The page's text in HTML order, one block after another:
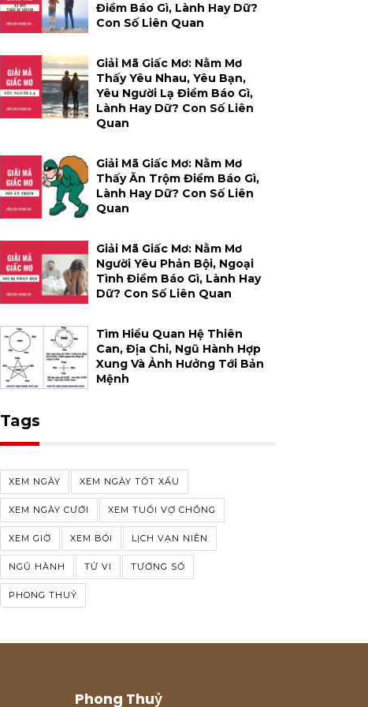
Điềm Báo Gì, Lành Hay Dữ?
Con Số Liên Quan
Giải Mã Giấc Mơ: Nằm Mơ
Thấy Yêu Nhau, Yêu Bạn,
Yêu Người Lạ Điềm Báo Gì,
Lành Hay Dữ? Con Số Liên
Quan
Giải Mã Giấc Mơ: Nằm Mơ
Thấy Ăn Trộm Điềm Báo Gì,
Lành Hay Dữ? Con Số Liên
Quan
Giải Mã Giấc Mơ: Nằm Mơ
Người Yêu Phản Bội, Ngoại
Tình Điềm Báo Gì, Lành Hay
Dữ? Con Số Liên Quan
Tìm Hiểu Quan Hệ Thiên
Can, Địa Chi, Ngũ Hành Hợp
Xung Và Ảnh Hưởng Tới Bản
Mệnh
Tags
XEM NGÀY XEM NGÀY TỐT XẤU
XEM NGÀY CƯỚI XEM TUỔI VỢ CHỒNG
XEM GIỜ XEM BÓI LỊCH VẠN NIÊN
NGŨ HÀNH TỬ VI TƯỚNG SỐ
PHONG THUỶ
Phong Thuỷ